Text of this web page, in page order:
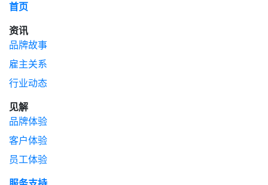
首页
资讯
品牌故事
雇主关系
行业动态
见解
品牌体验
客户体验
员工体验